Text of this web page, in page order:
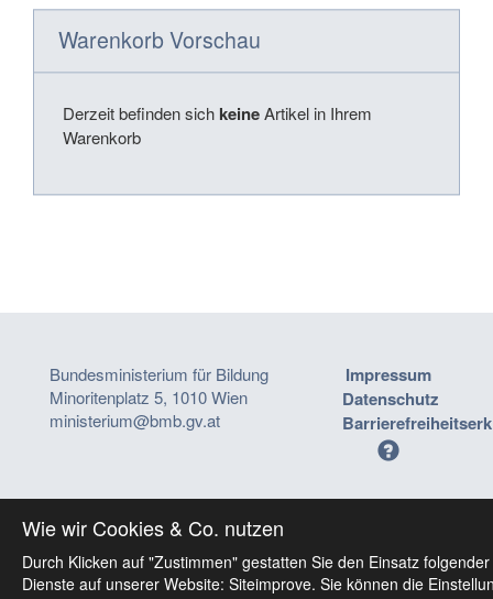
Warenkorb Vorschau
Derzeit befinden sich keineArtikel in Ihrem
Warenkorb
Bundesministerium für Bildung
Minoritenplatz 5, 1010 Wien
ministerium@bmb.gv.at
Impressum
Datenschutz
Wie wir Cookies & Co. nutzen
Durch Klicken auf "Zustimmen" gestatten Sie den Einsatz folgender
Dienste auf unserer Website: Siteimprove. Sie können die